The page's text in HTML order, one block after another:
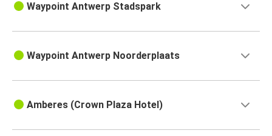
Waypoint Antwerp Stadspark
Waypoint Antwerp Noorderplaats
Amberes (Crown Plaza Hotel)